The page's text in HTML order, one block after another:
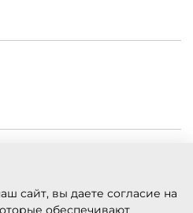
сайт, вы даете согласие на
обеспечивают